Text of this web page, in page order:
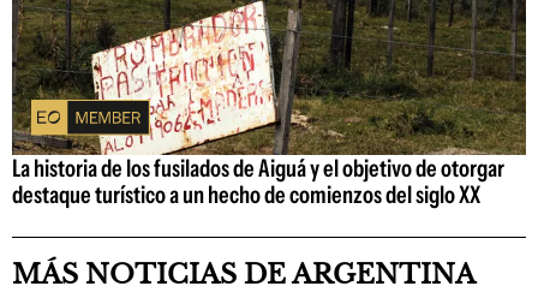
La historia de los fusilados de Aiguá y el objetivo de otorgar
destaque turístico a un hecho de comienzos del siglo XX
MÁS NOTICIAS DE ARGENTINA